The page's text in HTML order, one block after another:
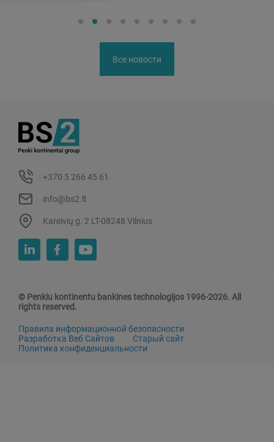
Все новости
+370 5 266 45 61
info@bs2.lt
Kareivių g. 2 LT-08248 Vilnius
© Penkiu kontinentu bankines technologijos 1996-2026. All
rights reserved.
Правила информационной безопасности
Разработка Веб Сайтов
Старый сайт
Политика конфиденциальности